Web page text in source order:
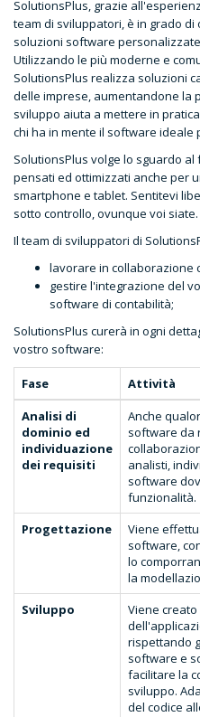
SolutionsPlus, grazie
team di sviluppatori, è in grado
soluzioni software
Utilizzando le più moderne e
SolutionsPlus realizza soluzioni
delle imprese, aumentandone la
sviluppo aiuta a mettere in
chi ha in mente il software ideale
SolutionsPlus volge lo sguardo
pensati ed ottimizzati anche per
smartphone e tablet. Sentitevi
sotto controllo, ovunque voi siate.
Il team di sviluppatori di
lavorare in collaborazione
gestire l'integrazione del
software di contabilità;
SolutionsPlus curerà in ogni
vostro software:
Fase
Attività
Analisi di
dominio ed
individuazione
dei requisiti
Anche
software da
analisti,
software
funzionalità.
Progettazione
Viene
software,
lo
la
Sviluppo
Viene
rispettando
software e
facilitare la
sviluppo.
del codice